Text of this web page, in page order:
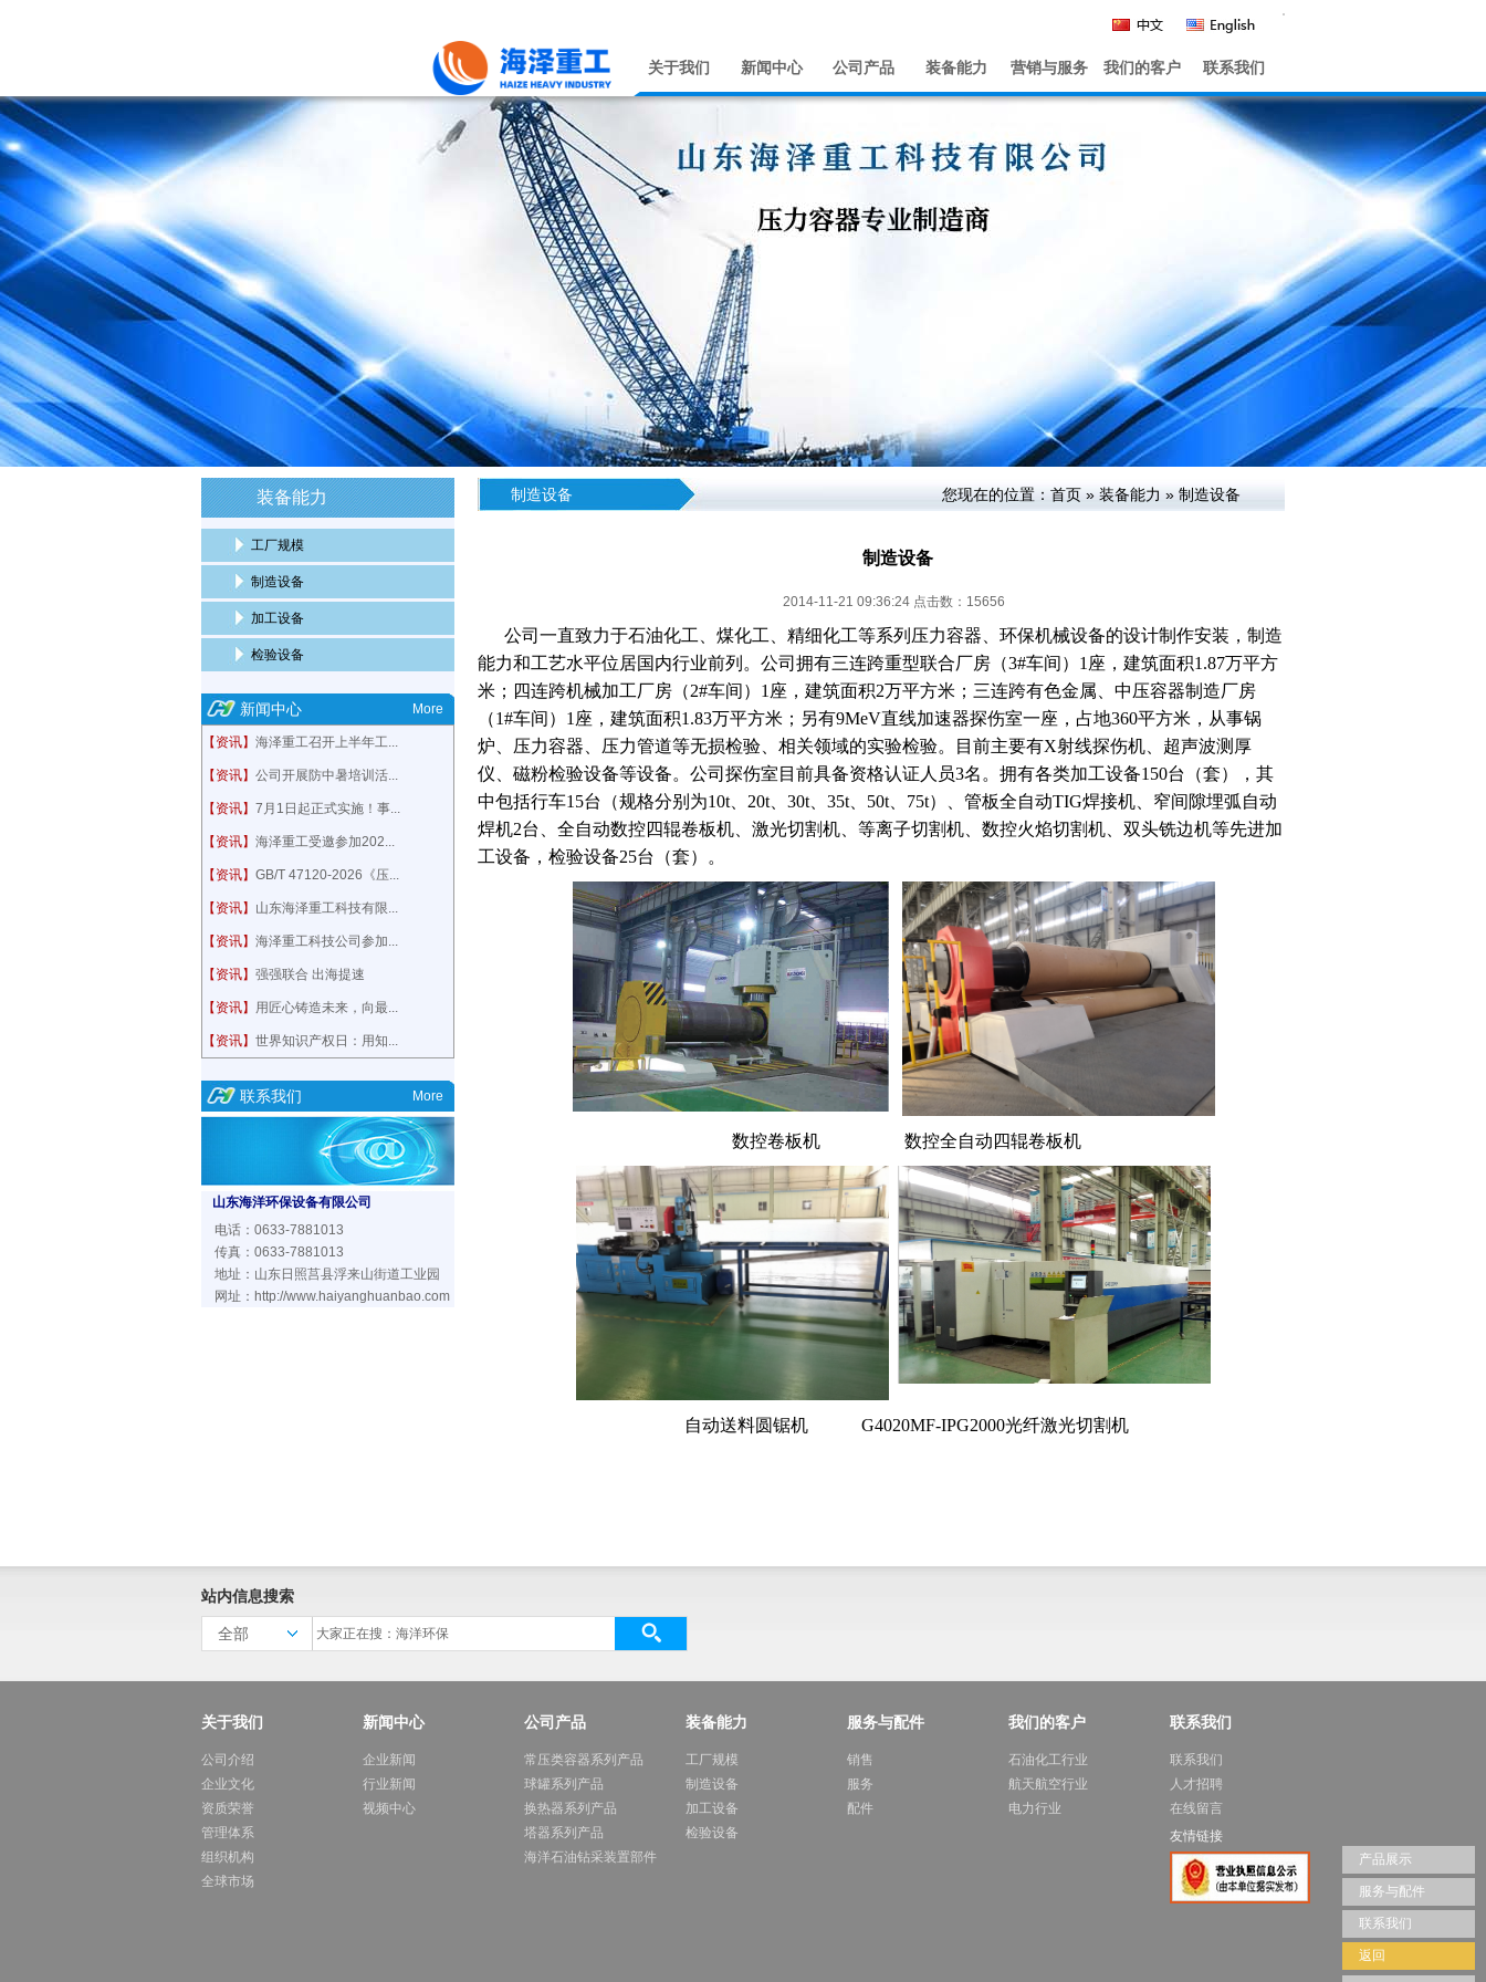
关于我们 新闻中心 公司产品 装备能力 营销与服务 我们的客户 联系我们
装备能力
工厂规模
制造设备
加工设备
检验设备
新闻中心 More
【资讯】 海泽重工召开上半年工...
【资讯】 公司开展防中暑培训活...
【资讯】 7月1日起正式实施！事...
【资讯】 海泽重工受邀参加202...
【资讯】 GB/T 47120-2026《压...
【资讯】 山东海泽重工科技有限...
【资讯】 海泽重工科技公司参加...
【资讯】 强强联合 出海提速
【资讯】 用匠心铸造未来，向最...
【资讯】 世界知识产权日：用知...
联系我们 More
山东海洋环保设备有限公司
电话：0633-7881013
传真：0633-7881013
地址：山东日照莒县浮来山街道工业园
网址： http://www.haiyanghuanbao.com
制造设备 您现在的位置： 首页 » 装备能力 » 制造设备
制造设备
2014-11-21 09:36:24 点击数： 15656
公司一直致力于石油化工、煤化工、精细化工等系列压力容器、环保机械设备的设计制作安装，制造
能力和工艺水平位居国内行业前列。公司拥有三连跨重型联合厂房（3#车间）1座，建筑面积1.87万平方
米；四连跨机械加工厂房（2#车间）1座，建筑面积2万平方米；三连跨有色金属、中压容器制造厂房
（1#车间）1座，建筑面积1.83万平方米；另有9MeV直线加速器探伤室一座， 占地360平方米 ，从事锅
炉、压力容器、压力管道等无损检验、相关领域的实验检验。目前主要有X射线探伤机、超声波测厚
仪、磁粉检验设备等设备。公司探伤室目前具备资格认证人员3名 。 拥有各类加工设备150台（套）， 其
中包括行车15台（规格分别为10t、20t、30t、35t、50t、75t）、管板全自动TIG焊接机、窄间隙埋弧自动
焊机2台、全自动数控四辊卷板机、激光切割机、等离子切割机、数控火焰切割机、双头铣边机等先进加
工设备 ， 检验设备25台（套） 。
数控卷板机 数控全自动四辊卷板机
自动送料圆锯机 G4020MF-IPG2000光纤激光切割机
站内信息搜索
全部
关于我们
公司介绍
企业文化
资质荣誉
管理体系
组织机构
全球市场
新闻中心
企业新闻
行业新闻
视频中心
公司产品
常压类容器系列产品
球罐系列产品
换热器系列产品
塔器系列产品
海洋石油钻采装置部件
装备能力
工厂规模
制造设备
加工设备
检验设备
服务与配件
销售
服务
配件
我们的客户
石油化工行业
航天航空行业
电力行业
联系我们
联系我们
人才招聘
在线留言
友情链接
产品展示
服务与配件
联系我们
返回